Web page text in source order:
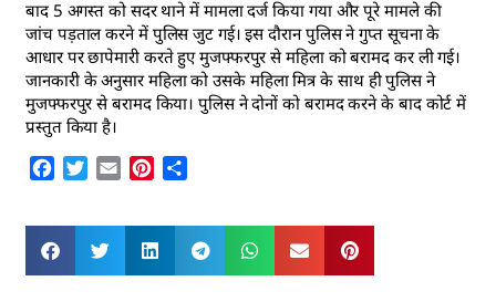
बाद 5 अगस्त को सदर थाने में मामला दर्ज किया गया और पूरे मामले की
जांच पड़ताल करने में पुलिस जुट गई। इस दौरान पुलिस ने गुप्त सूचना के
आधार पर छापेमारी करते हुए मुजफ्फरपुर से महिला को बरामद कर ली गई।
जानकारी के अनुसार महिला को उसके महिला मित्र के साथ ही पुलिस ने
मुजफ्फरपुर से बरामद किया। पुलिस ने दोनों को बरामद करने के बाद कोर्ट में
प्रस्तुत किया है।
Facebook
Twitter
Email Pinterest